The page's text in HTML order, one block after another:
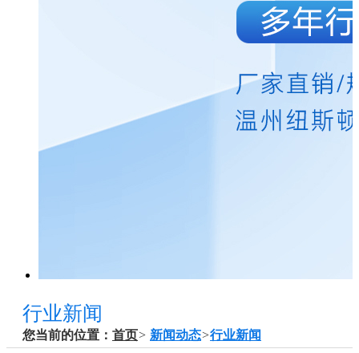
行业新闻
您当前的位置： 首页> 新闻动态>行业新闻